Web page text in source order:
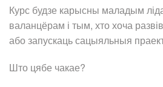
Курс будзе карысны маладым
валанцёрам і тым, хто хоча
або запускаць сацыяльныя
Што цябе чакае?